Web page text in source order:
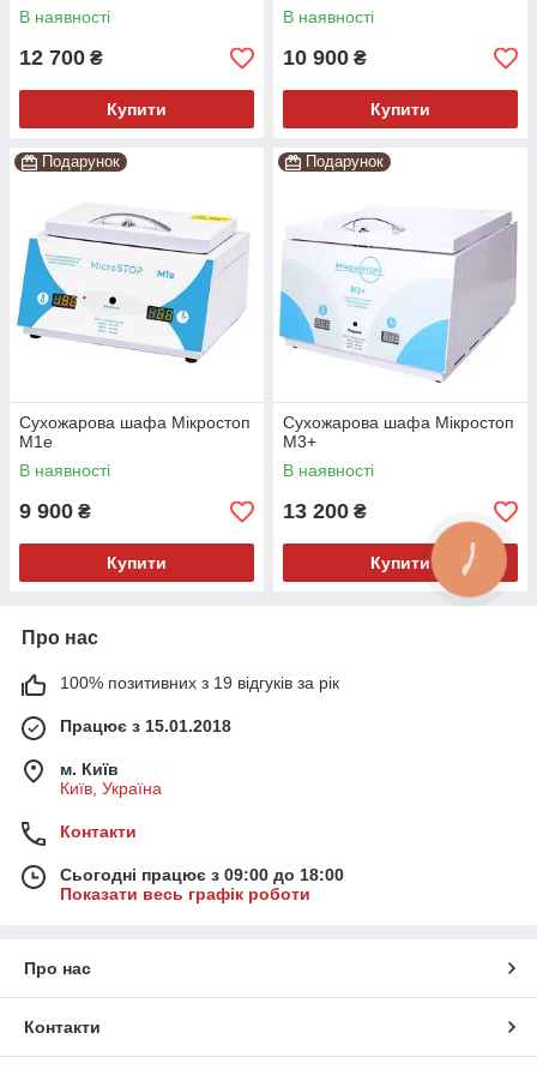
В наявності
12 700 ₴
Купити
В наявності
10 900 ₴
Купити
Подарунок
Сухожарова шафа Мікростоп
М1е
В наявності
9 900 ₴
Купити
Подарунок
Сухожарова шафа Мікростоп
М3+
В наявності
13 200 ₴
Купити
Про нас
100% позитивних з 19 відгуків за рік
Працює з 15.01.2018
м. Київ
Київ, Україна
Контакти
Сьогодні працює з 09:00 до 18:00
Показати весь графік роботи
Про нас
Контакти